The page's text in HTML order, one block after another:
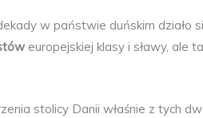
w państwie duńskim działo
europejskiej klasy i sławy, ale
stolicy Danii właśnie z tych